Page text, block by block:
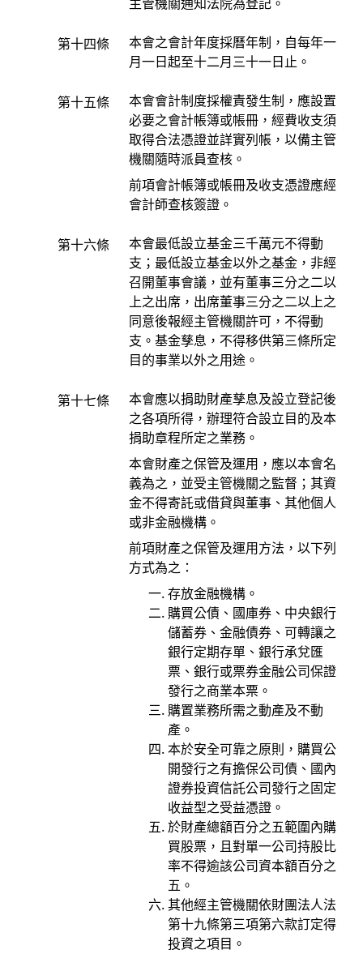
第十四條
本會之會計年度採曆年制，自每年一
月一日起至十二月三十一日止。
第十五條
本會會計制度採權責發生制，應設置
必要之會計帳簿或帳冊，經費收支須
取得合法憑證並詳實列帳，以備主管
機關隨時派員查核。
前項會計帳簿或帳冊及收支憑證應經
會計師查核簽證。
第十六條
本會最低設立基金三千萬元不得動
支；最低設立基金以外之基金，非經
召開董事會議，並有董事三分之二以
上之出席，出席董事三分之二以上之
同意後報經主管機關許可，不得動
支。基金孳息，不得移供第三條所定
目的事業以外之用途。
第十七條
本會應以捐助財產孳息及設立登記後
之各項所得，辦理符合設立目的及本
捐助章程所定之業務。
本會財產之保管及運用，應以本會名
義為之，並受主管機關之監督；其資
金不得寄託或借貸與董事、其他個人
或非金融機構。
前項財產之保管及運用方法，以下列
方式為之：
存放金融機構。
購買公債、國庫券、中央銀行
儲蓄券、金融債券、可轉讓之
銀行定期存單、銀行承兌匯
票、銀行或票券金融公司保證
發行之商業本票。
購置業務所需之動產及不動
產。
本於安全可靠之原則，購買公
開發行之有擔保公司債、國內
證券投資信託公司發行之固定
收益型之受益憑證。
於財產總額百分之五範圍內購
買股票，且對單一公司持股比
率不得逾該公司資本額百分之
五。
其他經主管機關依財團法人法
第十九條第三項第六款訂定得
投資之項目。